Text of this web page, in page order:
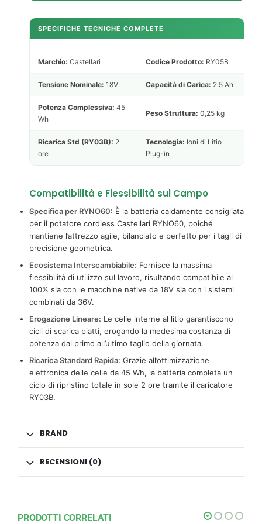
SPECIFICHE TECNICHE COMPLETE
Marchio: Castellari Codice Prodotto: RY05B
Tensione Nominale: 18V Capacità di Carica: 2.5 Ah
Potenza Complessiva: 45
Wh
Peso Struttura: 0,25 kg
Ricarica Std (RY03B): 2
ore
Tecnologia: Ioni di Litio
Plug-in
Compatibilità e Flessibilità sul Campo
Specifica per RYNO60: È la batteria caldamente consigliata
per il potatore cordless Castellari RYNO60, poiché
mantiene l’attrezzo agile, bilanciato e perfetto per i tagli di
precisione geometrica.
Ecosistema Interscambiabile: Fornisce la massima
flessibilità di utilizzo sul lavoro, risultando compatibile al
100% sia con le macchine native da 18V sia con i sistemi
combinati da 36V.
Erogazione Lineare: Le celle interne al litio garantiscono
cicli di scarica piatti, erogando la medesima costanza di
potenza dal primo all’ultimo taglio della giornata.
Ricarica Standard Rapida: Grazie all’ottimizzazione
elettronica delle celle da 45 Wh, la batteria completa un
ciclo di ripristino totale in sole 2 ore tramite il caricatore
RY03B.
BRAND
RECENSIONI (0)
PRODOTTI CORRELATI